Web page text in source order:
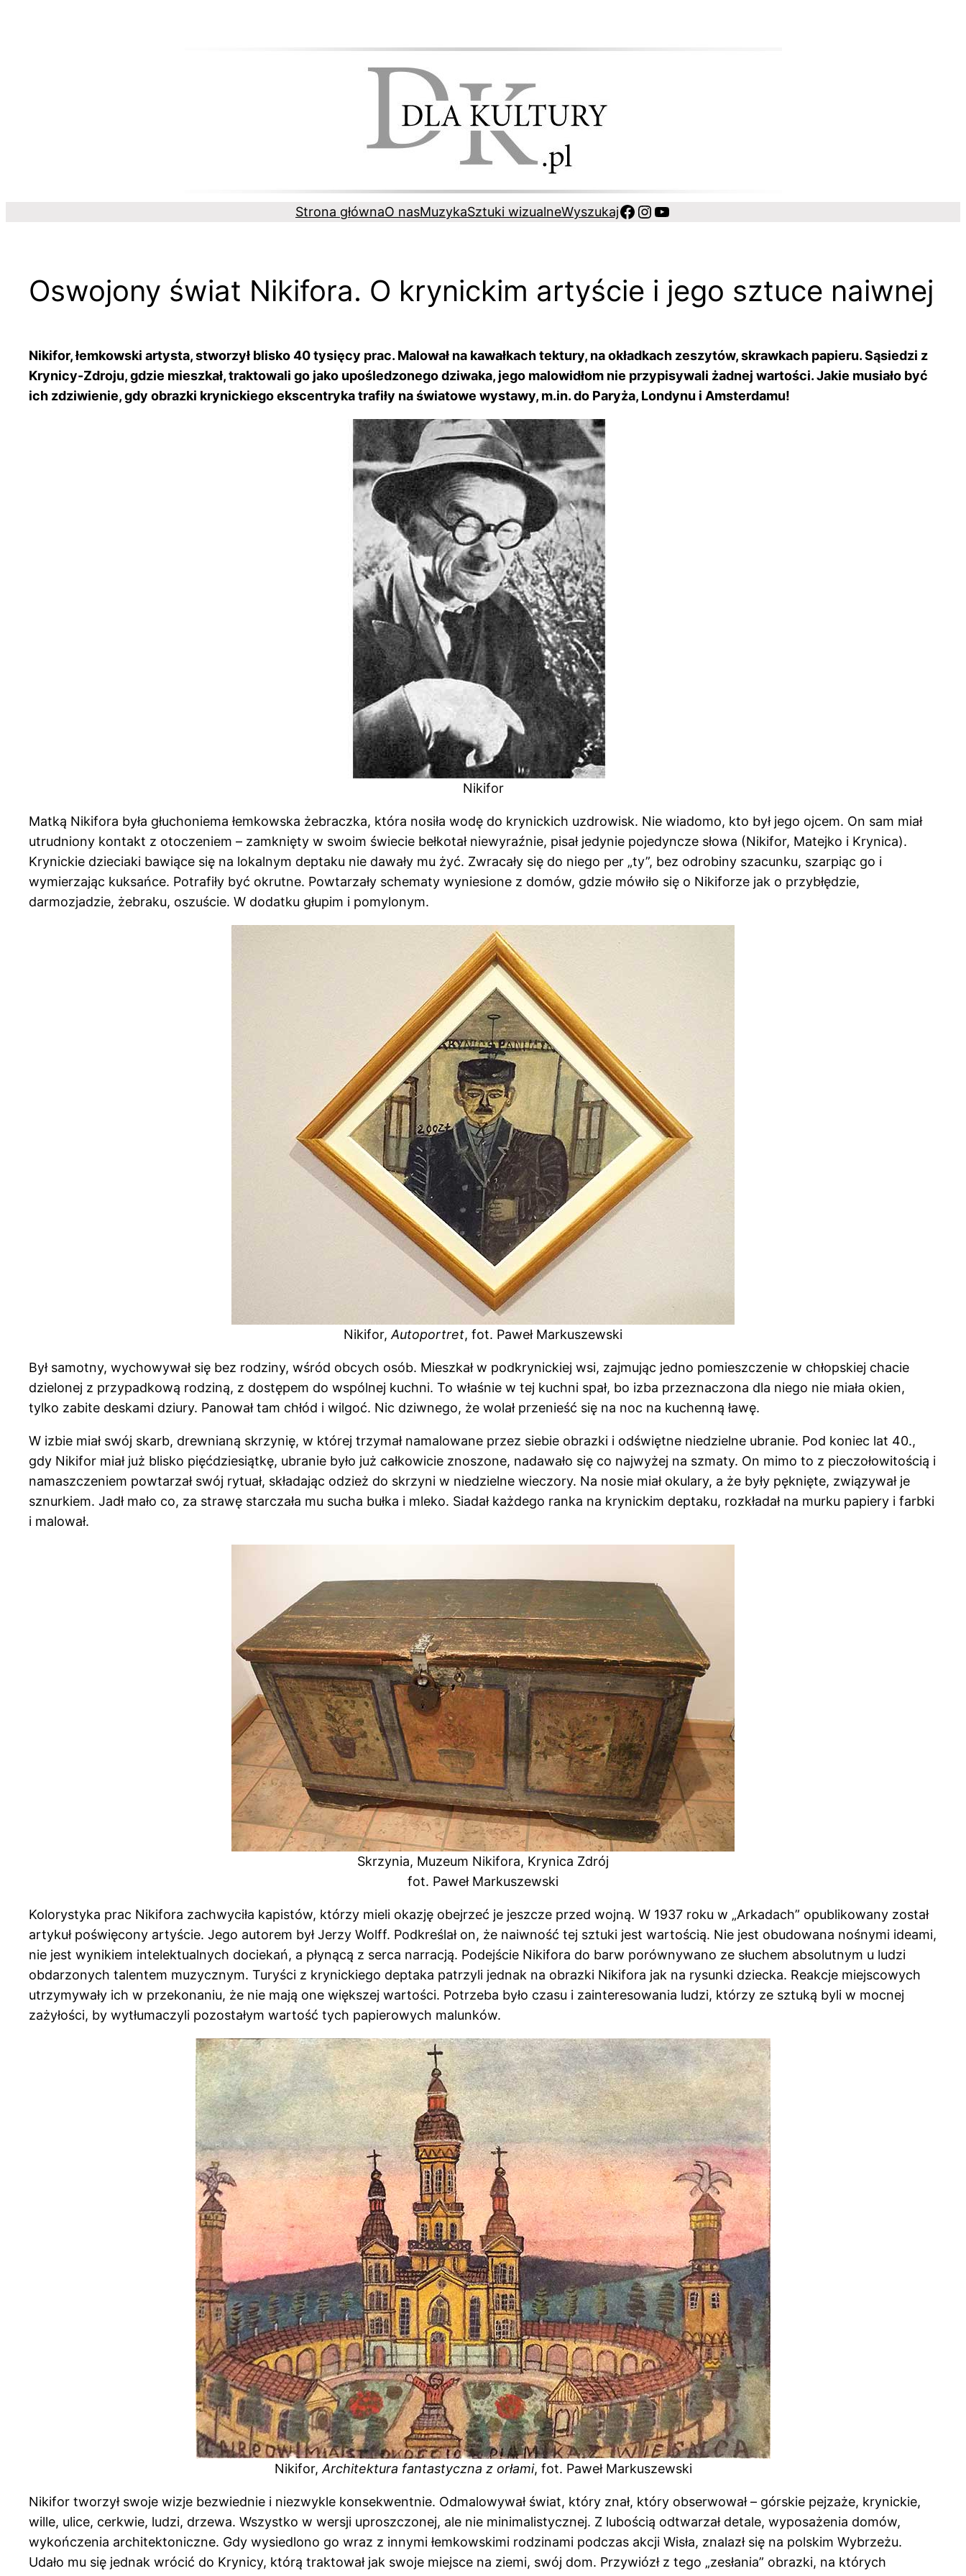
Strona głównaO nasMuzykaSztuki wizualneWyszukajFacebook
Instagram
YouTube
Oswojony świat Nikifora. O krynickim artyście i jego sztuce naiwnej
Nikifor, łemkowski artysta, stworzył blisko 40 tysięcy prac. Malował na kawałkach tektury, na okładkach zeszytów, skrawkach papieru. Sąsiedzi z
Krynicy-Zdroju, gdzie mieszkał, traktowali go jako upośledzonego dziwaka, jego malowidłom nie przypisywali żadnej wartości. Jakie musiało być
ich zdziwienie, gdy obrazki krynickiego ekscentryka trafiły na światowe wystawy, m.in. do Paryża, Londynu i Amsterdamu!
Nikifor
Matką Nikifora była głuchoniema łemkowska żebraczka, która nosiła wodę do krynickich uzdrowisk. Nie wiadomo, kto był jego ojcem. On sam miał
utrudniony kontakt z otoczeniem – zamknięty w swoim świecie bełkotał niewyraźnie, pisał jedynie pojedyncze słowa (Nikifor, Matejko i Krynica).
Krynickie dzieciaki bawiące się na lokalnym deptaku nie dawały mu żyć. Zwracały się do niego per „ty”, bez odrobiny szacunku, szarpiąc go i
wymierzając kuksańce. Potrafiły być okrutne. Powtarzały schematy wyniesione z domów, gdzie mówiło się o Nikiforze jak o przybłędzie,
darmozjadzie, żebraku, oszuście. W dodatku głupim i pomylonym.
Nikifor, Autoportret, fot. Paweł Markuszewski
Był samotny, wychowywał się bez rodziny, wśród obcych osób. Mieszkał w podkrynickiej wsi, zajmując jedno pomieszczenie w chłopskiej chacie
dzielonej z przypadkową rodziną, z dostępem do wspólnej kuchni. To właśnie w tej kuchni spał, bo izba przeznaczona dla niego nie miała okien,
tylko zabite deskami dziury. Panował tam chłód i wilgoć. Nic dziwnego, że wolał przenieść się na noc na kuchenną ławę.
W izbie miał swój skarb, drewnianą skrzynię, w której trzymał namalowane przez siebie obrazki i odświętne niedzielne ubranie. Pod koniec lat 40.,
gdy Nikifor miał już blisko pięćdziesiątkę, ubranie było już całkowicie znoszone, nadawało się co najwyżej na szmaty. On mimo to z pieczołowitością i
namaszczeniem powtarzał swój rytuał, składając odzież do skrzyni w niedzielne wieczory. Na nosie miał okulary, a że były pęknięte, związywał je
sznurkiem. Jadł mało co, za strawę starczała mu sucha bułka i mleko. Siadał każdego ranka na krynickim deptaku, rozkładał na murku papiery i farbki
i malował.
Skrzynia, Muzeum Nikifora, Krynica Zdrój
fot. Paweł Markuszewski
Kolorystyka prac Nikifora zachwyciła kapistów, którzy mieli okazję obejrzeć je jeszcze przed wojną. W 1937 roku w „Arkadach” opublikowany został
artykuł poświęcony artyście. Jego autorem był Jerzy Wolff. Podkreślał on, że naiwność tej sztuki jest wartością. Nie jest obudowana nośnymi ideami,
nie jest wynikiem intelektualnych dociekań, a płynącą z serca narracją. Podejście Nikifora do barw porównywano ze słuchem absolutnym u ludzi
obdarzonych talentem muzycznym. Turyści z krynickiego deptaka patrzyli jednak na obrazki Nikifora jak na rysunki dziecka. Reakcje miejscowych
utrzymywały ich w przekonaniu, że nie mają one większej wartości. Potrzeba było czasu i zainteresowania ludzi, którzy ze sztuką byli w mocnej
zażyłości, by wytłumaczyli pozostałym wartość tych papierowych malunków.
Nikifor, Architektura fantastyczna z orłami, fot. Paweł Markuszewski
Nikifor tworzył swoje wizje bezwiednie i niezwykle konsekwentnie. Odmalowywał świat, który znał, który obserwował – górskie pejzaże, krynickie,
wille, ulice, cerkwie, ludzi, drzewa. Wszystko w wersji uproszczonej, ale nie minimalistycznej. Z lubością odtwarzał detale, wyposażenia domów,
wykończenia architektoniczne. Gdy wysiedlono go wraz z innymi łemkowskimi rodzinami podczas akcji Wisła, znalazł się na polskim Wybrzeżu.
Udało mu się jednak wrócić do Krynicy, którą traktował jak swoje miejsce na ziemi, swój dom. Przywiózł z tego „zesłania” obrazki, na których